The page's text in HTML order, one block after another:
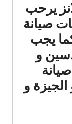
يرحب
صيانة
يجب
و
الجيزة و